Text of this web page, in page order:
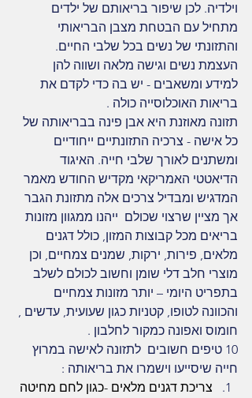
וילדיה. לכן שיפור בריאותם של ילדים
מתחיל עם הבטחת מצבן הבריאותי
והתזונתי של נשים בכל שלבי החיים.
העצמת נשים וגישה מלאה ושווה להן
למידע ומשאבים - יש בה כדי לקדם את
בריאות האוכלוסייה כולה .
תזונה מאוזנת היא אבן פינה בבריאותה של
כל אישה - צרכיה התזונתיים ייחודיים
ומשתנים לאורך שלבי חייה. האיגוד
הדיאטטי האמריקאי מקדיש החודש מאמר
המדגיש ומבדיל צרכים אלה מתזונת הגבר
אך מציין שרצוי שכולם  ייהנו ממגוון מזונות
בריאים מכל קבוצות המזון, כולל דגנים
מלאים, פירות, ירקות, שמנים צמחיים, וכן
מוצרי חלב דלי שומן וחשוב לכולם לשלב
בתפריט היומי – יותר מזונות צמחיים
והכוונה לטופו, קטניות כגון שעועית, עדשים ,
חומוס ואפונה כמקור לחלבון .
10 טיפים חשובים  לתזונה לאישה במרוץ
חייה שיסייעו וישמרו את בריאותה :
צריכת דגנים מלאים -כגון לחם מחיטה